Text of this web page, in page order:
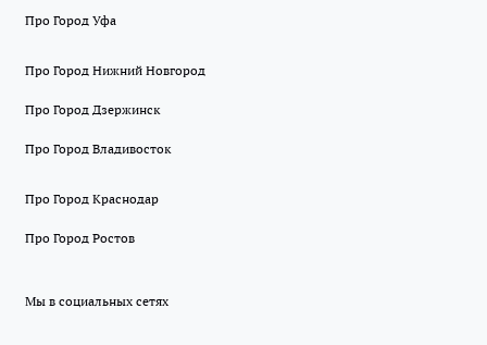
Про Город Уфа
Про Город Нижний Новгород
Про Город Дзержинск
Про Город Владивосток
Про Город Краснодар
Про Город Ростов
Мы в социальных сетях